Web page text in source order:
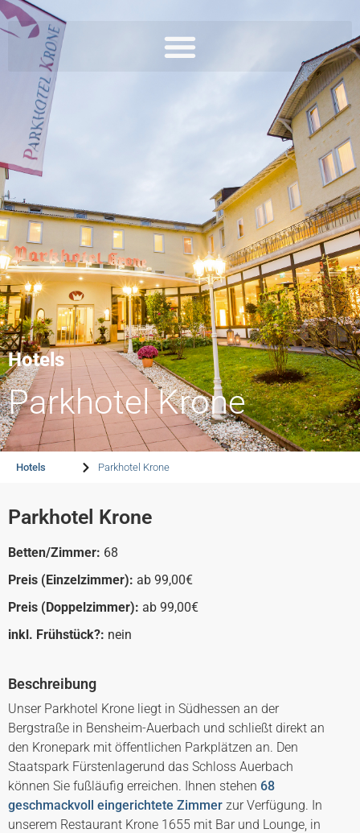
Hotels
Parkhotel Krone
Hotels Parkhotel Krone
Parkhotel Krone
Betten/Zimmer: 68
Preis (Einzelzimmer): ab 99,00€
Preis (Doppelzimmer): ab 99,00€
inkl. Frühstück?: nein
Beschreibung
Unser Parkhotel Krone liegt in Südhessen an der
Bergstraße in Bensheim-Auerbach und schließt direkt an
den Kronepark mit öffentlichen Parkplätzen an. Den
Staatspark Fürstenlagerund das Schloss Auerbach
können Sie fußläufig erreichen. Ihnen stehen 68
geschmackvoll eingerichtete Zimmer zur Verfügung. In
unserem Restaurant Krone 1655 mit Bar und Lounge, in